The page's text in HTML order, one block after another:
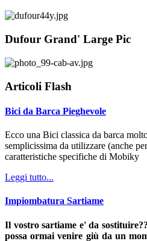
Dufour Grand' Large Pic
Articoli Flash
Bici da Barca Pieghevole
Ecco una Bici classica da barca
semplicissima da utilizzare (anche
caratteristiche specifiche di Mobiky
Leggi tutto...
Impiombatura Sartiame
Il vostro sartiame e' da
possa ormai venire giù da un